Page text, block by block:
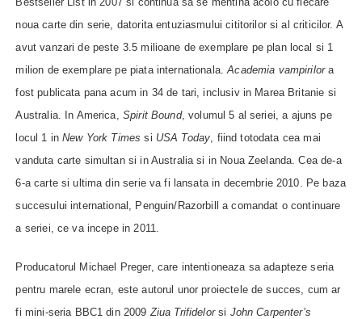
noua carte din serie, datorita entuziasmului cititorilor si al criticilor. A
avut vanzari de peste 3.5 milioane de exemplare pe plan local si 1
milion de exemplare pe piata internationala.Academia vampirilora
fost publicata pana acum in 34 de tari, inclusiv in Marea Britanie si
Australia. In America, Spirit Bound, volumul 5 al seriei, a ajuns pe
locul 1 inNew York Timessi USA Today , fiind totodata cea mai
vanduta carte simultan si in Australia si in Noua Zeelanda. Cea de-a
6-a carte si ultima din serie va fi lansata in decembrie 2010. Pe baza
succesului international, Penguin/Razorbill a comandat o continuare
a seriei, ce va incepe in 2011.
Producatorul Michael Preger, care intentioneaza sa adapteze seria
pentru marele ecran, este autorul unor proiectele de succes, cum ar
fi mini-seria BBC1 din 2009 Ziua Trifidelorsi John Carpenter’s